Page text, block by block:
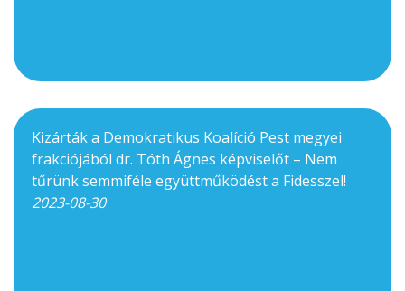
Kizárták a Demokratikus Koalíció Pest megyei
frakciójából dr. Tóth Ágnes képviselőt – Nem
tűrünk semmiféle együttműködést a Fidesszel!
2023-08-30